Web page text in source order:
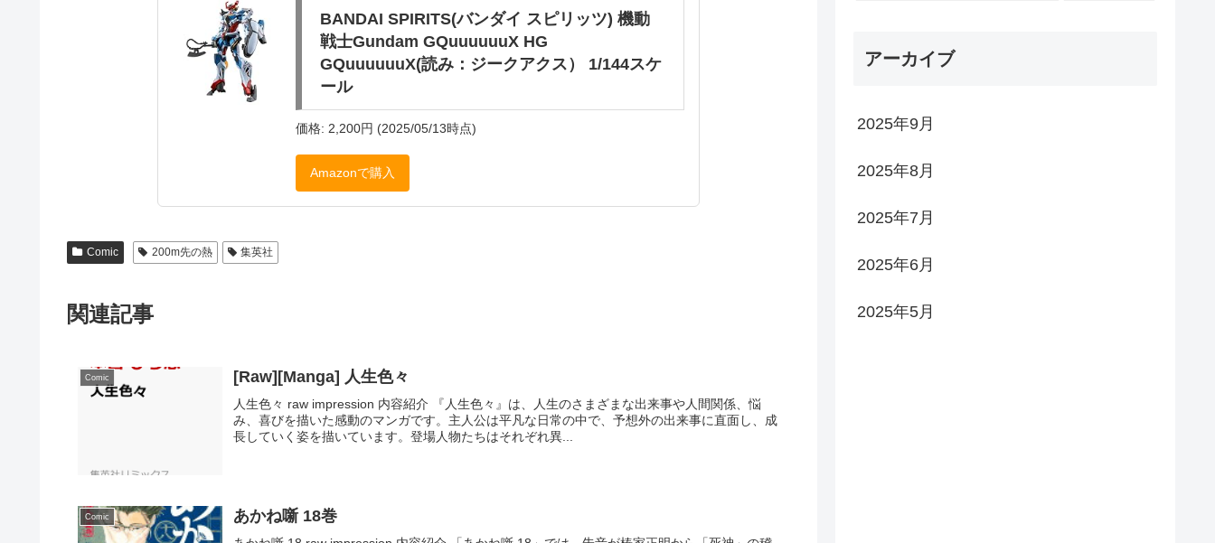
BANDAI SPIRITS(バンダイ スピリッツ) 機動
戦士Gundam GQuuuuuuX HG
GQuuuuuuX(読み：ジークアクス） 1/144スケ
ール
価格: 2,200円 (2025/05/13時点)
Amazonで購入
Comic 200m先の熱 集英社
関連記事
Comic [Raw][Manga] 人生色々
人生色々 raw impression 内容紹介 『人生色々』は、人生のさまざまな出来事や人間関係、悩
み、喜びを描いた感動のマンガです。主人公は平凡な日常の中で、予想外の出来事に直面し、成
長していく姿を描いています。登場人物たちはそれぞれ異...
Comic あかね噺 18巻
アーカイブ
2025年9月
2025年8月
2025年7月
2025年6月
2025年5月